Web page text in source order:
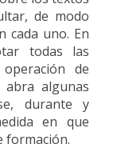
de modo
cada uno. En
todas las
de
algunas
durante y
en que
formación.